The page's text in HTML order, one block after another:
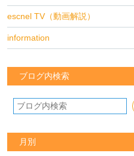
escnel TV（動画解説）
information
ブログ内検索
月別